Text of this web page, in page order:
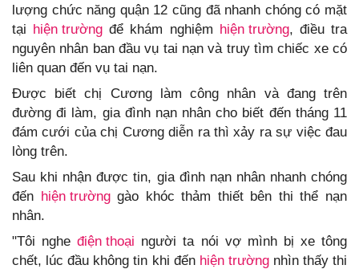
lượng chức năng quận 12 cũng đã nhanh chóng có mặt
tại hiện trường để khám nghiệm hiện trường, điều tra
nguyên nhân ban đầu vụ tai nạn và truy tìm chiếc xe có
liên quan đến vụ tai nạn.
Được biết chị Cương làm công nhân và đang trên
đường đi làm, gia đình nạn nhân cho biết đến tháng 11
đám cưới của chị Cương diễn ra thì xảy ra sự việc đau
lòng trên.
Sau khi nhận được tin, gia đình nạn nhân nhanh chóng
đến hiện trườnggào khóc thảm thiết bên thi thể nạn
nhân.
"Tôi ngheđiện thoại người ta nói vợ mình bị xe tông
chết, lúc đầu không tin khi đến hiện trườngnhìn thấy thi